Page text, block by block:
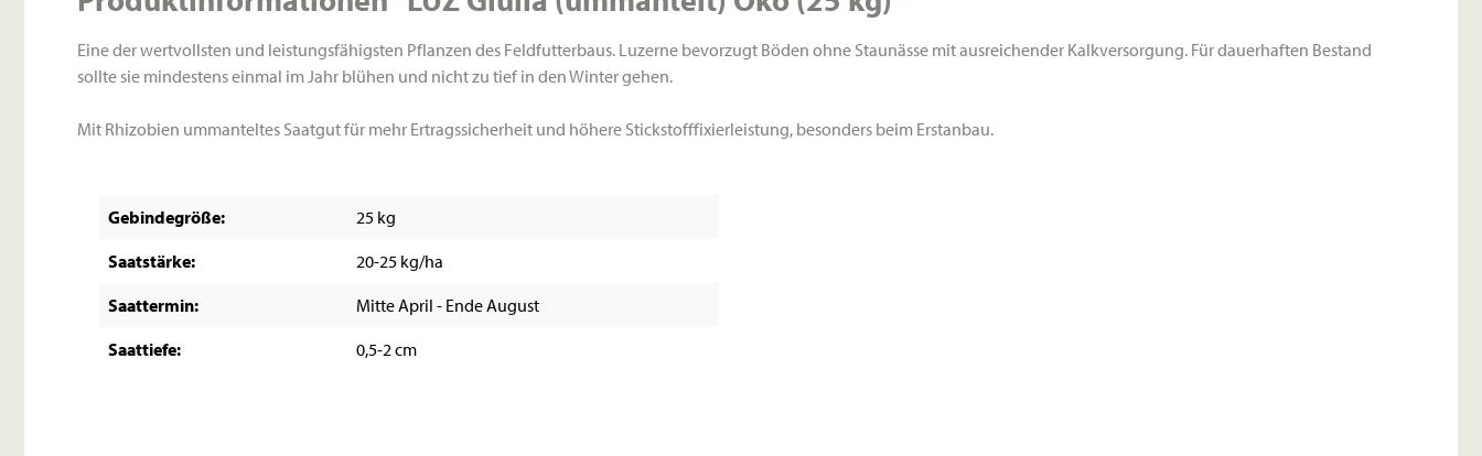
Eine der wertvollsten und leistungsfähigsten Pflanzen des Feldfutterbaus. Luzerne bevorzugt Böden ohne Staunässe mit ausreichender Kalkversorgung. Für dauerhaften Bestand
sollte sie mindestens einmal im Jahr blühen und nicht zu tief in den Winter gehen.
Mit Rhizobien ummanteltes Saatgut für mehr Ertragssicherheit und höhere Stickstofffixierleistung, besonders beim Erstanbau.
Gebindegröße:
25 kg
Saatstärke:
20-25 kg/ha
Saattermin:
Mitte April - Ende August
Saattiefe:
0,5-2 cm